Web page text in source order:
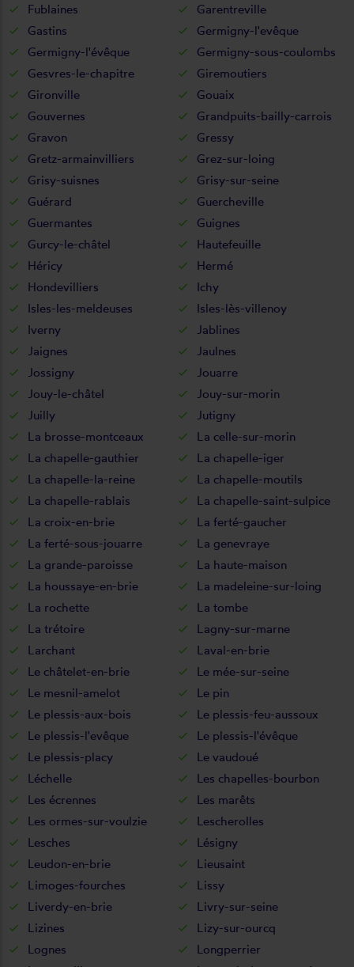
Fublaines
Garentreville
Gastins
Germigny-l'evêque
Germigny-l'évêque
Germigny-sous-coulombs
Gesvres-le-chapitre
Giremoutiers
Gironville
Gouaix
Gouvernes
Grandpuits-bailly-carrois
Gravon
Gressy
Gretz-armainvilliers
Grez-sur-loing
Grisy-suisnes
Grisy-sur-seine
Guérard
Guercheville
Guermantes
Guignes
Gurcy-le-châtel
Hautefeuille
Héricy
Hermé
Hondevilliers
Ichy
Isles-les-meldeuses
Isles-lès-villenoy
Iverny
Jablines
Jaignes
Jaulnes
Jossigny
Jouarre
Jouy-le-châtel
Jouy-sur-morin
Juilly
Jutigny
La brosse-montceaux
La celle-sur-morin
La chapelle-gauthier
La chapelle-iger
La chapelle-la-reine
La chapelle-moutils
La chapelle-rablais
La chapelle-saint-sulpice
La croix-en-brie
La ferté-gaucher
La ferté-sous-jouarre
La genevraye
La grande-paroisse
La haute-maison
La houssaye-en-brie
La madeleine-sur-loing
La rochette
La tombe
La trétoire
Lagny-sur-marne
Larchant
Laval-en-brie
Le châtelet-en-brie
Le mée-sur-seine
Le mesnil-amelot
Le pin
Le plessis-aux-bois
Le plessis-feu-aussoux
Le plessis-l'evêque
Le plessis-l'évêque
Le plessis-placy
Le vaudoué
Léchelle
Les chapelles-bourbon
Les écrennes
Les marêts
Les ormes-sur-voulzie
Lescherolles
Lesches
Lésigny
Leudon-en-brie
Lieusaint
Limoges-fourches
Lissy
Liverdy-en-brie
Livry-sur-seine
Lizines
Lizy-sur-ourcq
Lognes
Longperrier